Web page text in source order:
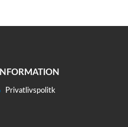
INFORMATION
Privatlivspolitk